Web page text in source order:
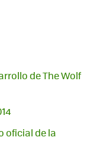
de The Wolf
oficial de la